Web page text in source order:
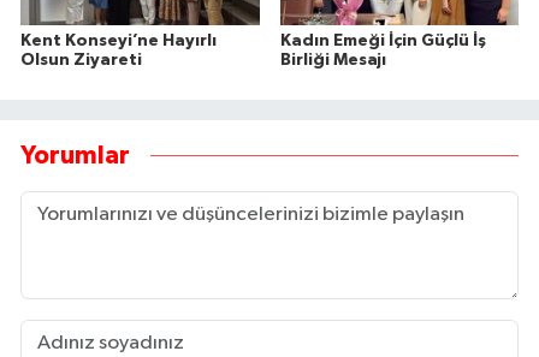
Kent Konseyi’ne Hayırlı
Olsun Ziyareti
Kadın Emeği İçin Güçlü İş
Birliği Mesajı
Yorumlar